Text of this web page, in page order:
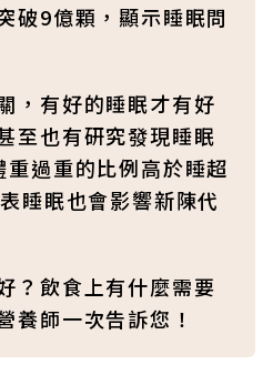
破9億顆，顯示睡眠問
，有好的睡眠才有好
至也有研究發現睡眠
過重的比例高於睡超
睡眠也會影響新陳代
？飲食上有什麼需要
養師一次告訴您！